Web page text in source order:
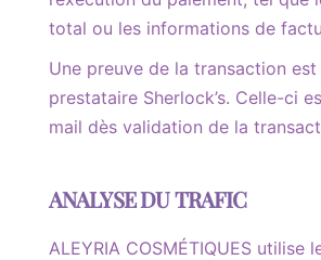
total ou les informations de
Une preuve de la transaction
prestataire Sherlock’s. Celle-ci
mail dès validation de la
ANALYSE DU TRAFIC
ALEYRIA COSMÉTIQUES utilise